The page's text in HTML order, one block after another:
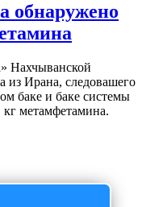
обнаружено
Нахчыванской
из Ирана, следовашего
баке и баке системы
метамфетамина.